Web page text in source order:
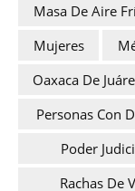
Masa De Aire
Mujeres
Oaxaca De
Personas Con
Poder
Rachas De